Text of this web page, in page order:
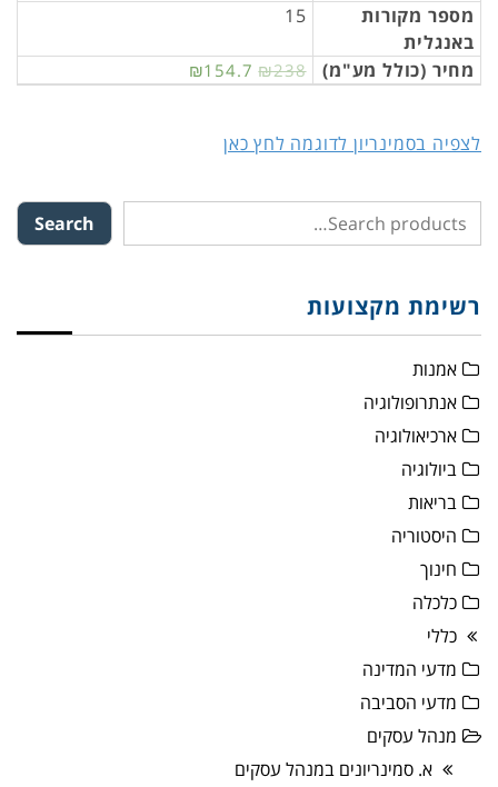
מספר מקורות
באנגלית
15
מחיר (כולל מע"מ) ₪154.7 ₪238
לצפיה בסמינריון לדוגמה לחץ כאן
Search
רשימת מקצועות
אמנות
אנתרופולוגיה
ארכיאולוגיה
ביולוגיה
בריאות
היסטוריה
חינוך
כלכלה
כללי
מדעי המדינה
מדעי הסביבה
מנהל עסקים
א. סמינריונים במנהל עסקים